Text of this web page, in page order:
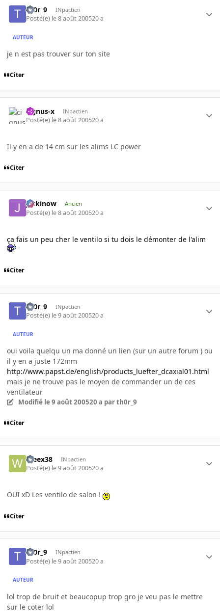
th0r_9 INpactien
Posté(e) le 8 août 200520 a
AUTEUR
je n est pas trouver sur ton site
Citer
cignus-x INpactien
Posté(e) le 8 août 200520 a
Il y en a de 14 cm sur les alims LC power
Citer
jackinow Ancien
Posté(e) le 8 août 200520 a
ça fais un peu cher le ventilo si tu dois le démonter de l'alim
Citer
th0r_9 INpactien
Posté(e) le 9 août 200520 a
AUTEUR
oui voila quelqu un ma donné un lien (sur un autre forum ) ou
il y en a juste 172mm
http://www.papst.de/english/products_luefter_dcaxial01.html
mais je ne trouve pas le moyen de commander un de ces
ventilateur
Modifié le 9 août 200520 a par th0r_9
Citer
Weex38 INpactien
Posté(e) le 9 août 200520 a
OUI xD Les ventilo de salon !
Citer
th0r_9 INpactien
Posté(e) le 9 août 200520 a
AUTEUR
lol trop de bruit et beaucopup trop gro je veu pas le mettre
sur le coter lol